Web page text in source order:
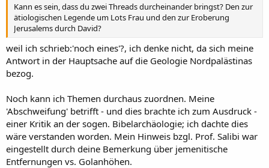
Kann es sein, dass du zwei Threads durcheinander bringst? Den zur
ätiologischen Legende um Lots Frau und den zur Eroberung
Jerusalems durch David?
weil ich schrieb:'noch eines'?, ich denke nicht, da sich meine
Antwort in der Hauptsache auf die Geologie Nordpalästinas
bezog.
Noch kann ich Themen durchaus zuordnen. Meine
'Abschweifung' betrifft - und dies brachte ich zum Ausdruck -
einer Kritik an der sogen. Bibelarchäologie; ich dachte dies
wäre verstanden worden. Mein Hinweis bzgl. Prof. Salibi war
eingestellt durch deine Bemerkung über jemenitische
Entfernungen vs. Golanhöhen.